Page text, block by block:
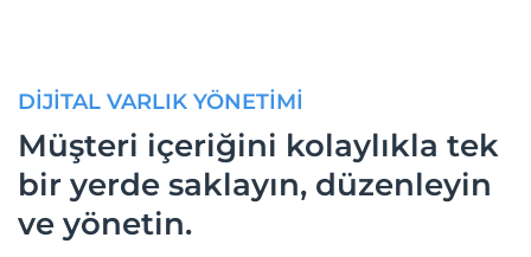
DİJİTAL VARLIK YÖNETİMİ
Müşteri içeriğini kolaylıkla tek
bir yerde saklayın, düzenleyin
ve yönetin.